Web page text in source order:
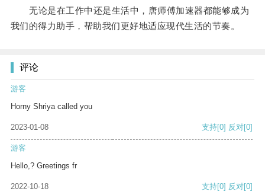
无论是在工作中还是生活中，唐师傅加速器都能够成为
我们的得力助手，帮助我们更好地适应现代生活的节奏。
评论
游客
Horny Shriya called you
2023-01-08 支持[0] 反对[0]
游客
Hello,? Greetings fr
2022-10-18 支持[0] 反对[0]